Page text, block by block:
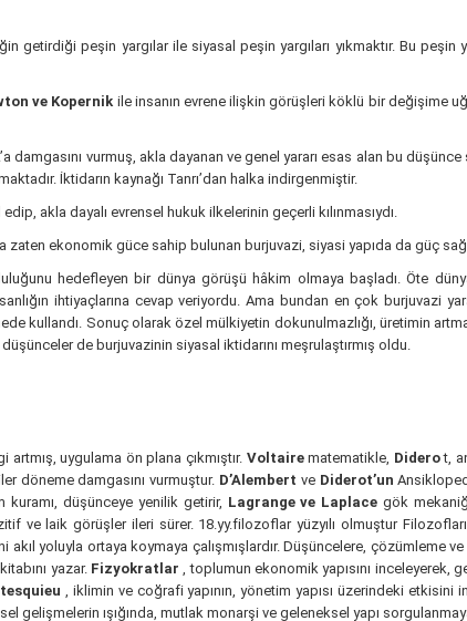
getirdiği peşin yargılar ile siyasal peşin yargıları yıkmaktır. Bu
ve Kopernik ile insanın evrene ilişkin görüşleri köklü bir değişime
damgasını vurmuş, akla dayanan ve genel yararı esas alan bu
İktidarın kaynağı Tanrı’dan halka indirgenmiştir.
akla dayalı evrensel hukuk ilkelerinin geçerli kılınmasıydı.
zaten ekonomik güce sahip bulunan burjuvazi, siyasi yapıda da güç
hedefleyen bir dünya görüşü hâkim olmaya başladı. Öte
ihtiyaçlarına cevap veriyordu. Ama bundan en çok burjuvazi
kullandı. Sonuç olarak özel mülkiyetin dokunulmazlığı, üretimin
de burjuvazinin siyasal iktidarını meşrulaştırmış oldu.
uygulama ön plana çıkmıştır. Voltairematematikle, Diderot,
döneme damgasını vurmuştur. D’Alembert ve Diderot’un
düşünceye yenilik getirir, Lagrange ve Laplacegök
ve laik görüşler ileri sürer. 18.yy.filozoflar yüzyılı olmuştur
yoluyla ortaya koymaya çalışmışlardır. Düşüncelere, çözümleme
yazar. Fizyokratlar, toplumun ekonomik yapısını inceleyerek,
, iklimin ve coğrafi yapının, yönetim yapısı üzerindeki etkisini
gelişmelerin ışığında, mutlak monarşi ve geleneksel yapı